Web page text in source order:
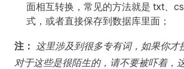
面相互转换，常见的方法就是 txt、
式，或者直接保存到数据库里面；
注： 这里涉及到很多专有词，如果你才
对于这些是很陌生的，请不要被吓着，